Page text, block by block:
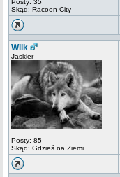
Posty: 35
Skąd: Racoon City
Wilk
Jaskier
Posty: 85
Skąd: Gdzieś na Ziemi